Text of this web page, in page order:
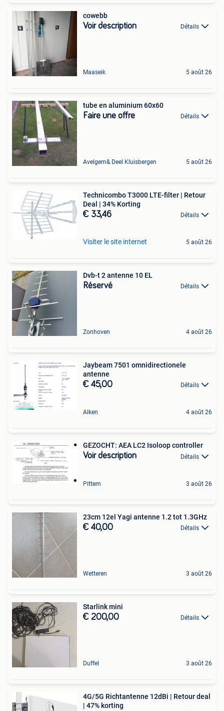
cowebb
Voir description Détails
Maaseik 5 août 26
tube en aluminium 60x60
Faire une offre Détails
Avelgem& Deel Kluisbergen 5 août 26
Technicombo T3000 LTE-filter | Retour
Deal | 34% Korting
€ 33,46 Détails
Visiter le site internet 5 août 26
Dvb-t 2 antenne 10 EL
Réservé Détails
Zonhoven 4 août 26
Jaybeam 7501 omnidirectionele
antenne
€ 45,00 Détails
Alken 4 août 26
GEZOCHT: AEA LC2 Isoloop controller
Voir description Détails
Pittem 3 août 26
23cm 12el Yagi antenne 1.2 tot 1.3GHz
€ 40,00 Détails
Wetteren 3 août 26
Starlink mini
€ 200,00 Détails
Duffel 3 août 26
4G/5G Richtantenne 12dBi | Retour deal
| 47% korting